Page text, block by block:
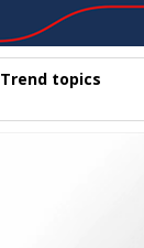
Trend topics